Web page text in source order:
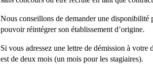
Nous conseillons de demander une disponibilité
pouvoir réintégrer son établissement d’origine.
Si vous adressez une lettre de démission à
est de deux mois (un mois pour les stagiaires).